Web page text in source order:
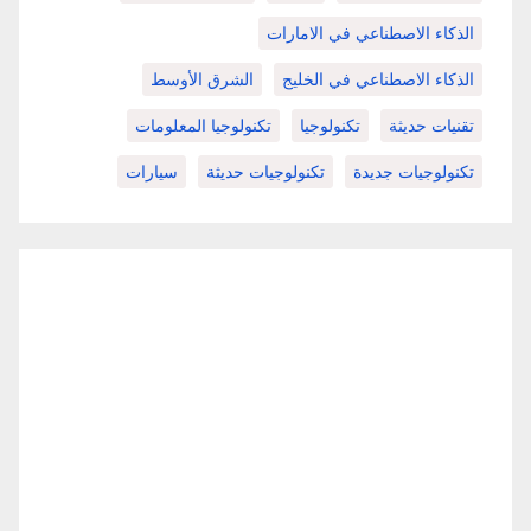
الذكاء الاصطناعي في الامارات
الذكاء الاصطناعي في الخليج الشرق الأوسط
تقنيات حديثة تكنولوجيا تكنولوجيا المعلومات
تكنولوجيات جديدة تكنولوجيات حديثة سيارات